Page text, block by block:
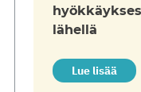
lähellä
Lue lisää